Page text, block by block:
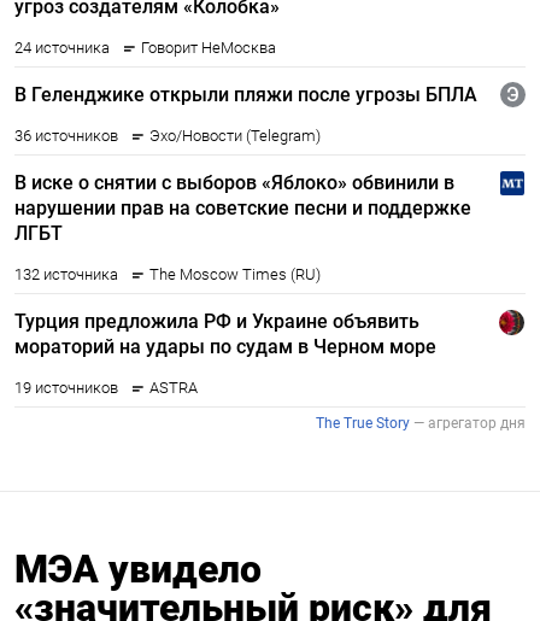
МЭА увидело
«значительный риск» для